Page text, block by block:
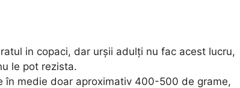
in copaci, dar urșii adulți nu fac acest lucru,
le pot rezista.
în medie doar aproximativ 400-500 de grame,